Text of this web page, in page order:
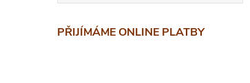
PŘIJÍMÁME ONLINE PLATBY